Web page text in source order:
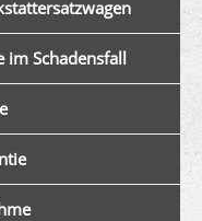
im Schadensfall